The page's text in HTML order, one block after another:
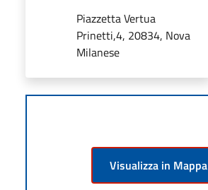
Piazzetta Vertua
Prinetti,4, 20834, Nova
Milanese
Visualizza in Mappa